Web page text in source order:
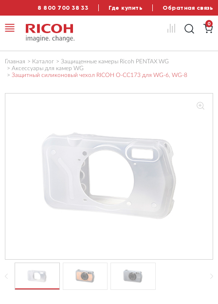
8 800 700 38 33 Где купить Обратная связь
0
Главная Каталог
Защищенные камеры Ricoh PENTAX WG
Аксессуары для камер WG
Защитный силиконовый чехол RICOH O-CC173 для WG-6, WG-8